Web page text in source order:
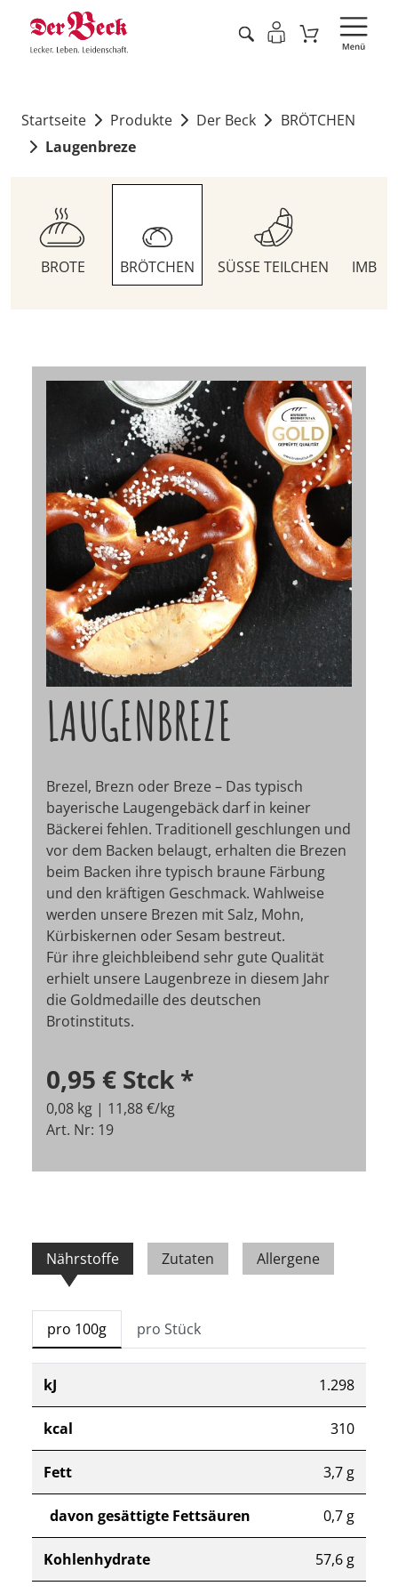
Startseite Produkte Der Beck
BRÖTCHEN
Laugenbreze
BROTE BRÖTCHEN SÜSSE TEILCHEN
LAUGENBREZE
Brezel, Brezn oder Breze – Das typisch
bayerische Laugengebäck darf in keiner
Bäckerei fehlen. Traditionell geschlungen und
vor dem Backen belaugt, erhalten die Brezen
beim Backen ihre typisch braune Färbung
und den kräftigen Geschmack. Wahlweise
werden unsere Brezen mit Salz, Mohn,
Kürbiskernen oder Sesam bestreut.
Für ihre gleichbleibend sehr gute Qualität
erhielt unsere Laugenbreze in diesem Jahr
die Goldmedaille des deutschen
Brotinstituts.
0,95 € Stck *
0,08 kg | 11,88 €/kg
Art. Nr: 19
Nährstoffe Zutaten Allergene
pro 100g pro Stück
kJ 1.298
kcal 310
Fett 3,7 g
davon gesättigte Fettsäuren 0,7 g
Kohlenhydrate 57,6 g